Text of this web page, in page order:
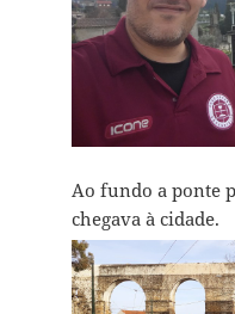
Ao fundo a ponte
chegava à cidade.